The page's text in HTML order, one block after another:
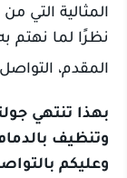
المثالية التي
نظرًا لما نهتم
المقدم،
بهذا تنتهي
وتنظيف
وعليكم